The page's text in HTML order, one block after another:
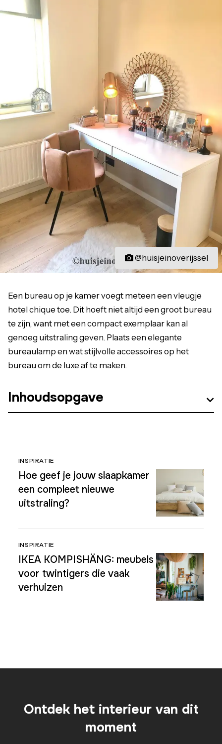
@huisjeinoverijssel
Een bureau op je kamer voegt meteen een vleugje
hotel chique toe. Dit hoeft niet altijd een groot bureau
te zijn, want met een compact exemplaar kan al
genoeg uitstraling geven. Plaats een elegante
bureaulamp en wat stijlvolle accessoires op het
bureau om de luxe af te maken.
Inhoudsopgave
INSPIRATIE
Hoe geef je jouw slaapkamer
een compleet nieuwe
uitstraling?
INSPIRATIE
IKEA KOMPISHÄNG: meubels
voor twintigers die vaak
verhuizen
Ontdek het interieur van dit
moment